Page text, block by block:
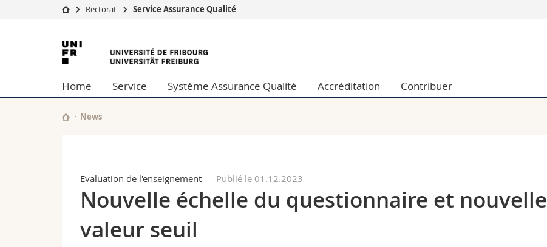
Université
Recherche
Université
Formation continue
Sciences économiques et sociales et management
Lettres et sciences humaines
Chercheurs
Rectorat Service Assurance Qualité
Université
de
Fribourg
Home Service Système Assurance Qualité Accréditation Contribuer
News
Evaluation de l'enseignement Publié le 01.12.2023
Nouvelle échelle du questionnaire et nouvelle
valeur seuil